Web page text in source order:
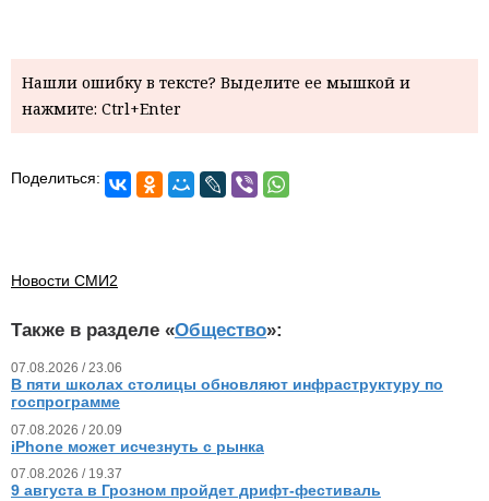
Нашли ошибку в тексте? Выделите ее мышкой и
нажмите: Ctrl+Enter
Поделиться:
Новости СМИ2
Также в разделе «Общество»:
07.08.2026 / 23.06
В пяти школах столицы обновляют инфраструктуру по
госпрограмме
07.08.2026 / 20.09
iPhone может исчезнуть с рынка
07.08.2026 / 19.37
9 августа в Грозном пройдет дрифт-фестиваль